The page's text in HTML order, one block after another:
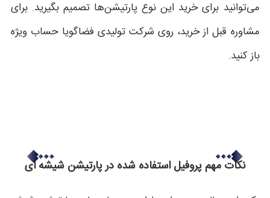
می‌توانید برای خرید این نوع پارتیشن‌ها تصمیم بگیرید. برای
مشاوره قبل از خرید، روی شرکت تولیدی فضاگویا حساب ویژه
باز کنید.
نکات مهم پروفیل استفاده شده در پارتیشن شیشه ای